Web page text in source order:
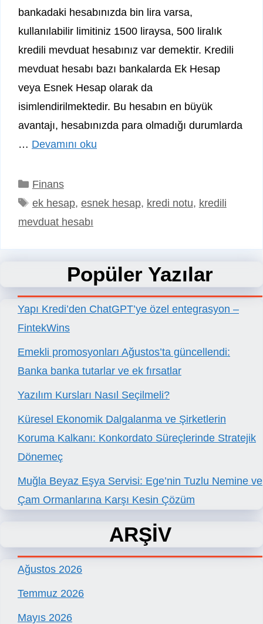
bankadaki hesabınızda bin lira varsa,
kullanılabilir limitiniz 1500 liraysa, 500 liralık
kredili mevduat hesabınız var demektir. Kredili
mevduat hesabı bazı bankalarda Ek Hesap
veya Esnek Hesap olarak da
isimlendirilmektedir. Bu hesabın en büyük
avantajı, hesabınızda para olmadığı durumlarda
… Devamını oku
Kategoriler
Finans
Etiketler
ek hesap, esnek hesap, kredi notu, kredili
mevduat hesabı
Popüler Yazılar
Yapı Kredi’den ChatGPT’ye özel entegrasyon –
FintekWins
Emekli promosyonları Ağustos’ta güncellendi:
Banka banka tutarlar ve ek fırsatlar
Yazılım Kursları Nasıl Seçilmeli?
Küresel Ekonomik Dalgalanma ve Şirketlerin
Koruma Kalkanı: Konkordato Süreçlerinde Stratejik
Dönemeç
Muğla Beyaz Eşya Servisi: Ege’nin Tuzlu Nemine ve
Çam Ormanlarına Karşı Kesin Çözüm
ARŞİV
Ağustos 2026
Temmuz 2026
Mayıs 2026